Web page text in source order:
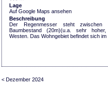
Lage
Auf Google Maps ansehen
Beschreibung
Der Regenmesser steht
Baumbestand (20m)(u.a. sehr
Westen. Das Wohngebiet befindet sich im
< Dezember 2024